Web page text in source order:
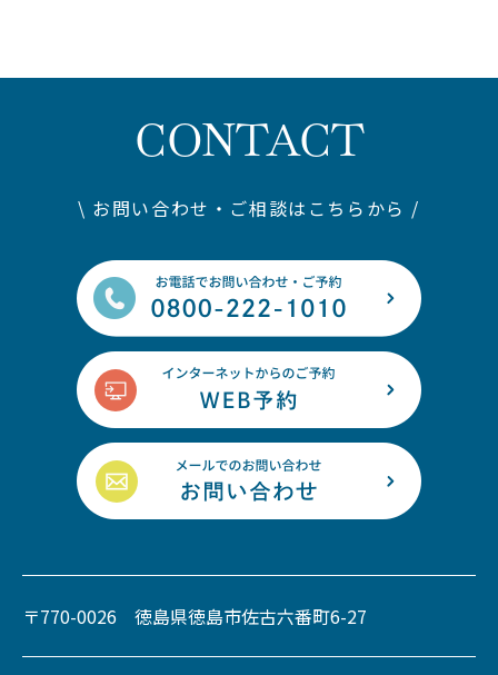
CONTACT
\ お問い合わせ・ご相談はこちらから /
〒770-0026 徳島県徳島市佐古六番町6-27